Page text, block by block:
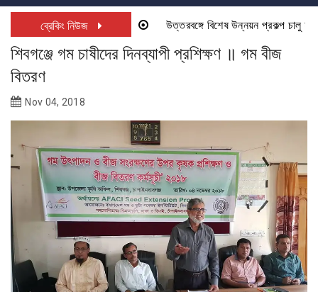
ব্রেকিং নিউজ উত্তরবঙ্গে বিশেষ উন্নয়ন প্রকল্প চালু হতে
শিবগঞ্জে গম চাষীদের দিনব্যাপী প্রশিক্ষণ ॥ গম বীজ
বিতরণ
Nov 04, 2018